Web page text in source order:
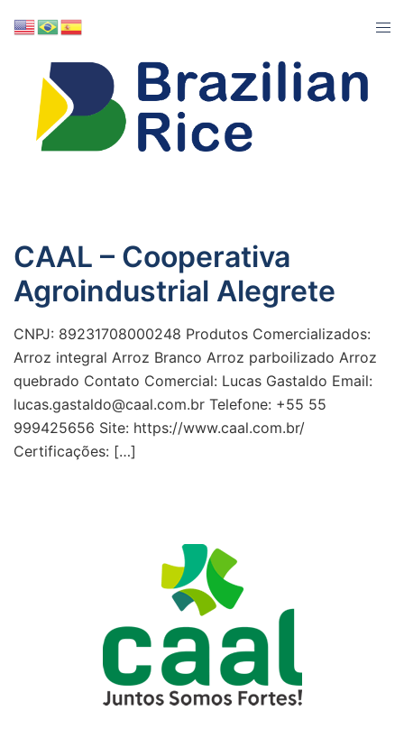
CAAL – Cooperativa
Agroindustrial Alegrete
CNPJ: 89231708000248 Produtos Comercializados:
Arroz integral Arroz Branco Arroz parboilizado Arroz
quebrado Contato Comercial: Lucas Gastaldo Email:
lucas.gastaldo@caal.com.br Telefone: +55 55
999425656 Site: https://www.caal.com.br/
Certificações: […]